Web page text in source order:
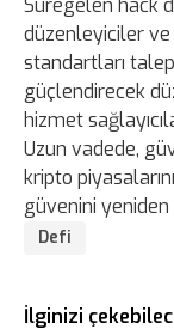
düzenleyiciler ve
standartları talep
güçlendirecek
hizmet
Uzun vadede,
kripto
güvenini
Defi
İlginizi